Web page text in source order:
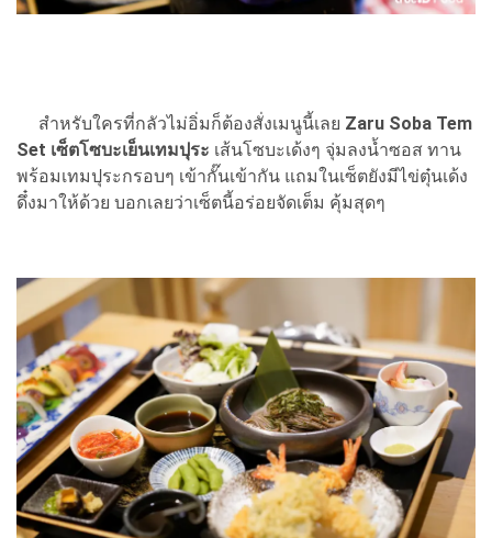
สำหรับใครที่กลัวไม่อิ่มก็ต้องสั่งเมนูนี้เลย Zaru Soba Tem
Set เซ็ตโซบะเย็นเทมปุระ เส้นโซบะเด้งๆ จุ่มลงน้ำซอส ทาน
พร้อมเทมปุระกรอบๆ เข้ากั๊นเข้ากัน แถมในเซ็ตยังมีไข่ตุ๋นเด้ง
ดึ๋งมาให้ด้วย บอกเลยว่าเซ็ตนี้อร่อยจัดเต็ม คุ้มสุดๆ